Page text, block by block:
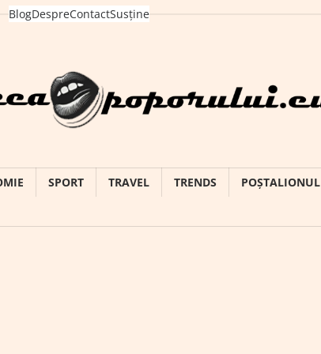
BlogDespreContactSusține
SPORT TRAVEL TRENDS POȘTALIONUL